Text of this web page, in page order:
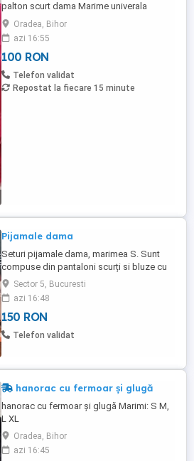
palton scurt dama Marime univerala
Oradea, Bihor
azi 16:55
100 RON
Telefon validat
Repostat la fiecare 15 minute
Pijamale dama
Seturi pijamale dama, marimea S. Sunt
compuse din pantaloni scurți si bluze cu
mâneci scurte.
Sector 5, Bucuresti
azi 16:48
150 RON
Telefon validat
hanorac cu fermoar și glugă
hanorac cu fermoar și glugă Marimi: S M,
L XL
Oradea, Bihor
azi 16:45